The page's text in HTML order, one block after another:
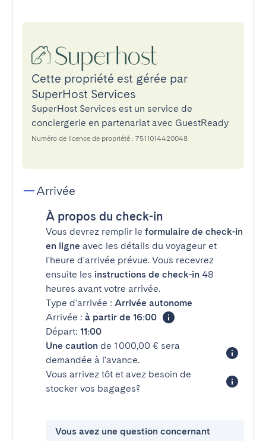
Cette propriété est gérée par
SuperHost Services
SuperHost Services est un service de
conciergerie en partenariat avec GuestReady
Numéro de licence de propriété : 7511014420048
Arrivée
À propos du check-in
Vous devrez remplir le formulaire de check-in
en ligne avec les détails du voyageur et
l'heure d'arrivée prévue. Vous recevrez
ensuite les instructions de check-in 48
heures avant votre arrivée.
Type d'arrivée : Arrivée autonome
Arrivée : à partir de 16:00
Départ: 11:00
Une caution de 1 000,00 € sera
demandée à l'avance.
Vous arrivez tôt et avez besoin de
stocker vos bagages?
Vous avez une question concernant